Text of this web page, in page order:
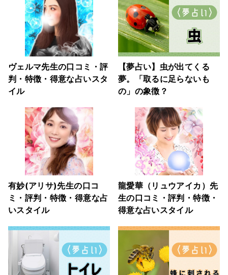
ヴェルマ先生の口コミ・評
判・特徴・得意な占いスタ
イル
【夢占い】虫が出てくる
夢。「取るに足らないも
の」の象徴？
有妙(アリサ)先生の口コ
ミ・評判・特徴・得意な占
いスタイル
龍愛華（リュウアイカ）先
生の口コミ・評判・特徴・
得意な占いスタイル